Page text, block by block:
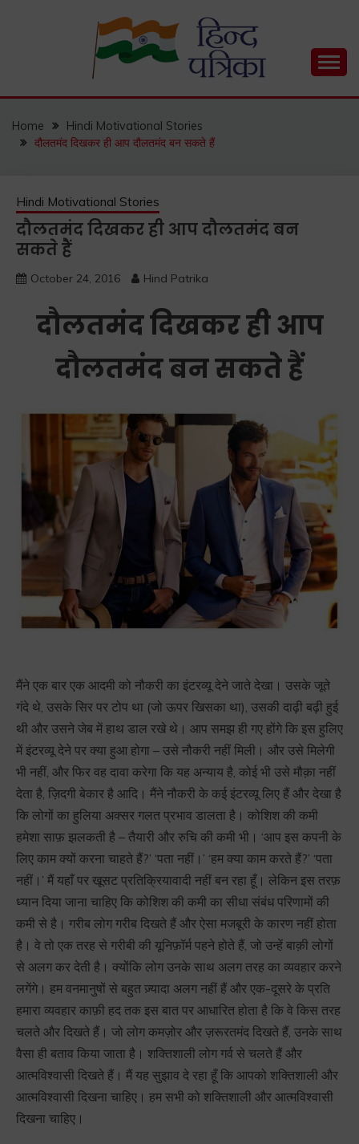
HIND PATRIKA
Status, Hindi Quotes, Hindi Inspirational Stories, Hindi
Home
Hindi Motivational Stories
दौलतमंद दिखकर ही आप दौलतमंद बन सकते हैं
Hindi Motivational Stories
दौलतमंद दिखकर ही आप दौलतमंद बन
सकते हैं
October 24, 2016 Hind Patrika
दौलतमंद दिखकर ही आप
दौलतमंद बन सकते हैं
मैंने एक बार एक आदमी को नौकरी का इंटरव्यू देने जाते देखा। उसके जूते
गंदे थे, उसके सिर पर टोप था (जो ऊपर खिसका था), उसकी दाढ़ी बढ़ी हुई
थी और उसने जेब में हाथ डाल रखे थे। आप समझ ही गए होंगे कि इस हुलिए
में इंटरव्यू देने पर क्या हुआ होगा – उसे नौकरी नहीं मिली। और उसे मिलेगी
भी नहीं, और फिर वह दावा करेगा कि यह अन्याय है, कोई भी उसे मौक़ा नहीं
देता है, ज़िदगी बेकार है आदि। मैंने नौकरी के कई इंटरव्यू लिए हैं और देखा है
कि लोगों का हुलिया अक्सर गलत प्रभाव डालता है। कोशिश की कमी
हमेशा साफ़ झलकती है – तैयारी और रुचि की कमी भी। ‘आप इस कपनी के
लिए काम क्यों करना चाहते हैं?’ ‘पता नहीं।’ ‘हम क्या काम करते हैं?’ ‘पता
नहीं।’ मैं यहाँ पर खूसट प्रतिक्रियावादी नहीं बन रहा हूँ। लेकिन इस तरफ़
ध्यान दिया जाना चाहिए कि कोशिश की कमी का सीधा संबंध परिणामों की
कमी से है। गरीब लोग गरीब दिखते हैं और ऐसा मजबूरी के कारण नहीं होता
है। वे तो एक तरह से गरीबी की यूनिफ़ॉर्म पहने होते हैं, जो उन्हें बाक़ी लोगों
से अलग कर देती है। क्योंकि लोग उनके साथ अलग तरह का व्यवहार करने
लगेंगे। हम वनमानुषों से बहुत ज़्यादा अलग नहीं हैं और एक-दूसरे के प्रति
हमारा व्यवहार काफ़ी हद तक इस बात पर आधारित होता है कि वे किस तरह
चलते और दिखते हैं। जो लोग कमज़ोर और ज़रूरतमंद दिखते हैं, उनके साथ
वैसा ही बताव किया जाता है। शक्तिशाली लोग गर्व से चलते हैं और
आत्मविश्वासी दिखते हैं। मैं यह सुझाव दे रहा हूँ कि आपको शक्तिशाली और
आत्मविश्वासी दिखना चाहिए। हम सभी को शक्तिशाली और आत्मविश्वासी
दिखना चाहिए।